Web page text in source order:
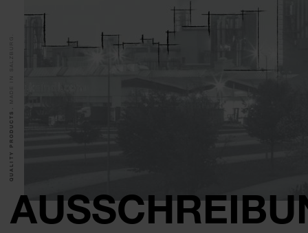
QUALITY PRODUCTS.
MADE IN SALZBURG.